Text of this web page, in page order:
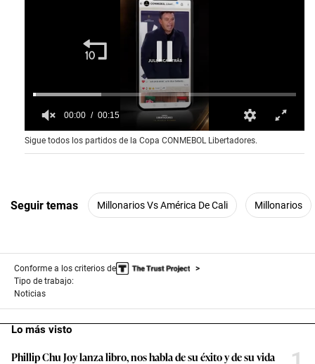
0
o
f
e
c
00:01 00:15
Sigue todos los partidos de la Copa CONMEBOL Libertadores.
Seguir temas Millonarios Vs América De Cali Millonarios
Conforme a los criterios de
Tipo de trabajo:
Noticias
Lo más visto
Phillip Chu Joy lanza libro, nos habla de su éxito y de su vida